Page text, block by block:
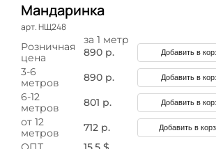
Мандаринка
арт. НЩ248
за 1 метр
Розничная
цена
890 р. Добавить в
3-6
метров
890 р. Добавить в
6-12
метров
801 р. Добавить в
от 12
метров
712 р. Добавить в